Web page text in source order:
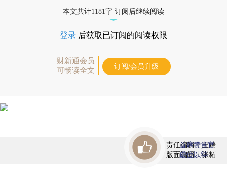
本文共计1181字 订阅后继续阅读
登录 后获取已订阅的阅读权限
财新通会员
可畅读全文
订阅/会员升级
责任编辑：王端
版面编辑：张柘
首席赞赏官
虚位以待